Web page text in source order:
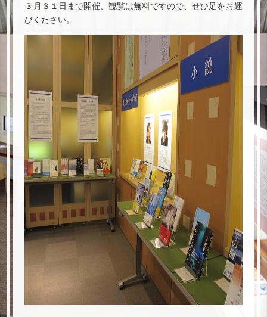
３月３１日まで開催、観覧は無料ですので、ぜひ足をお運
びください。